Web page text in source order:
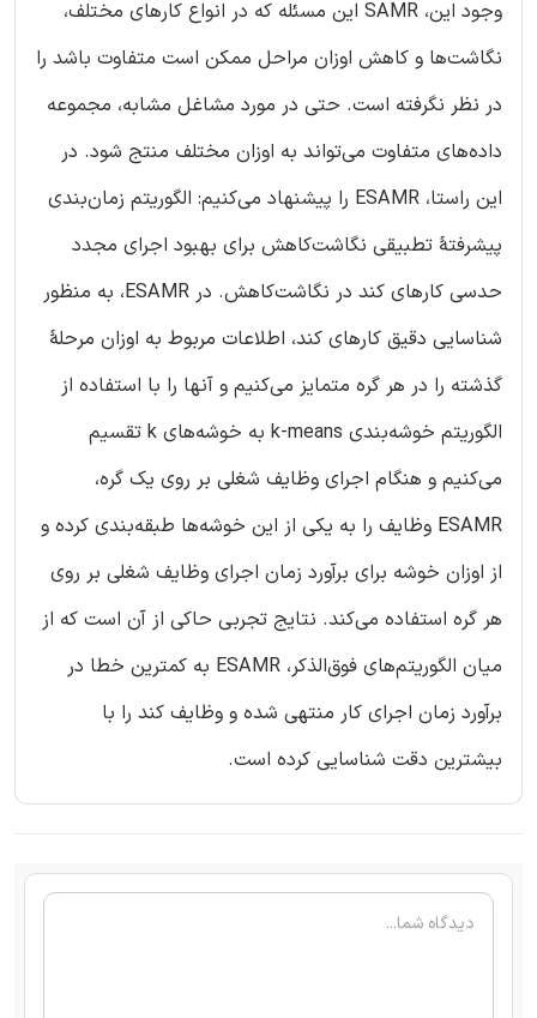
وجود این، SAMR این مسئله که در انواع کارهای مختلف،
نگاشت‌ها و کاهش اوزان مراحل ممکن است متفاوت باشد را
در نظر نگرفته است. حتی در مورد مشاغل مشابه، مجموعه
داده‌های متفاوت می‌تواند به اوزان مختلف منتج شود. در
این راستا، ESAMR را پیشنهاد می‌کنیم: الگوریتم زمان‌بندی
پیشرفتۀ تطبیقی نگاشت‌کاهش برای بهبود اجرای مجدد
حدسی کارهای کند در نگاشت‌کاهش. در ESAMR، به منظور
شناسایی دقیق کارهای کند، اطلاعات مربوط به اوزان مرحلۀ
گذشته را در هر گره متمایز می‌کنیم و آنها را با استفاده از
الگوریتم خوشه‌بندی k-means به خوشه‌های k تقسیم
می‌کنیم و هنگام اجرای وظایف شغلی بر روی یک گره،
ESAMR وظایف را به یکی از این خوشه‌ها طبقه‌بندی کرده و
از اوزان خوشه برای برآورد زمان اجرای وظایف شغلی بر روی
هر گره استفاده می‌کند. نتایج تجربی حاکی از آن است که از
میان الگوریتم‌های فوق‌الذکر، ESAMR به کمترین خطا در
برآورد زمان اجرای کار منتهی شده و وظایف کند را با
بیشترین دقت شناسایی کرده است.